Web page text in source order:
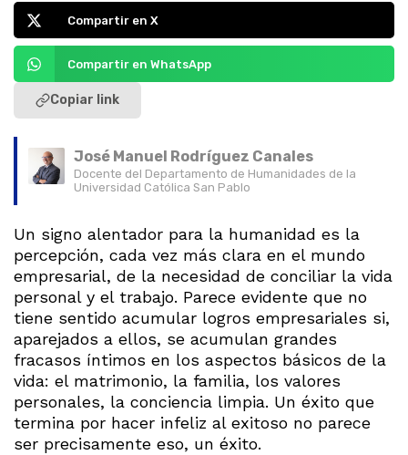
Compartir en X
Compartir en WhatsApp
Copiar link
José Manuel Rodríguez Canales
Docente del Departamento de Humanidades de la
Universidad Católica San Pablo
Un signo alentador para la humanidad es la
percepción, cada vez más clara en el mundo
empresarial, de la necesidad de conciliar la vida
personal y el trabajo. Parece evidente que no
tiene sentido acumular logros empresariales si,
aparejados a ellos, se acumulan grandes
fracasos íntimos en los aspectos básicos de la
vida: el matrimonio, la familia, los valores
personales, la conciencia limpia. Un éxito que
termina por hacer infeliz al exitoso no parece
ser precisamente eso, un éxito.